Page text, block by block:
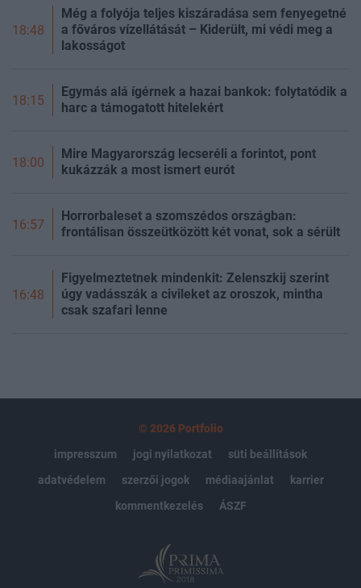
18:48
Még a folyója teljes kiszáradása sem fenyegetné
a főváros vízellátását – Kiderült, mi védi meg a
lakosságot
18:15
Egymás alá ígérnek a hazai bankok: folytatódik a
harc a támogatott hitelekért
18:00
Mire Magyarország lecseréli a forintot, pont
kukázzák a most ismert eurót
16:57
Horrorbaleset a szomszédos országban:
frontálisan összeütközött két vonat, sok a sérült
16:48
Figyelmeztetnek mindenkit: Zelenszkij szerint
úgy vadásszák a civileket az oroszok, mintha
csak szafari lenne
© 2026 Portfolio
impresszum
jogi nyilatkozat
süti beállítások
adatvédelem
szerzői jogok médiaajánlat
karrier
kommentkezelés
ÁSZF